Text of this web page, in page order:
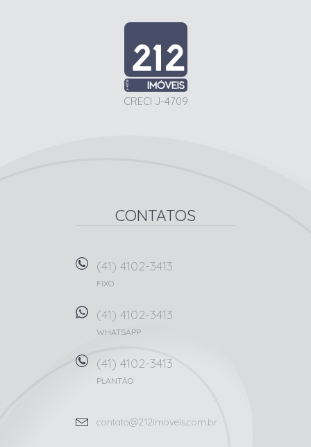
CRECI J-4709
CONTATOS
(41) 4102-3413
FIXO
(41) 4102-3413
WHATSAPP
(41) 4102-3413
PLANTÃO
contato@212imoveis.com.br